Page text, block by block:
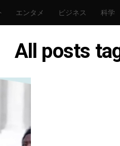
エンタメ ビジネス 科学
All posts